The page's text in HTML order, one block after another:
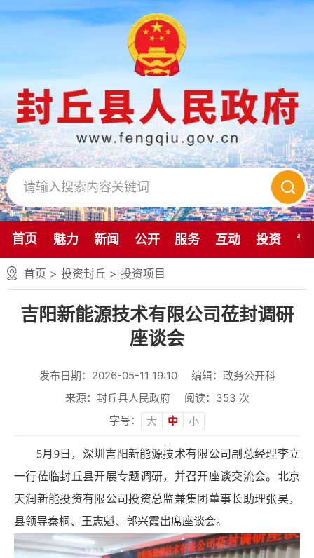
首页 魅力 新闻 公开 服务 互动 投资 专
首页 > 投资封丘 > 投资项目
吉阳新能源技术有限公司莅封调研
座谈会
发布日期：2026-05-11 19:10
编辑：政务公开科
来源：封丘县人民政府
阅读： 353 次
字号：
大 中 小
5月9日，深圳吉阳新能源技术有限公司副总经理李立
一行莅临封丘县开展专题调研，并召开座谈交流会。北京
天润新能投资有限公司投资总监兼集团董事长助理张昊，
县领导秦桐、王志魁、郭兴霞出席座谈会。